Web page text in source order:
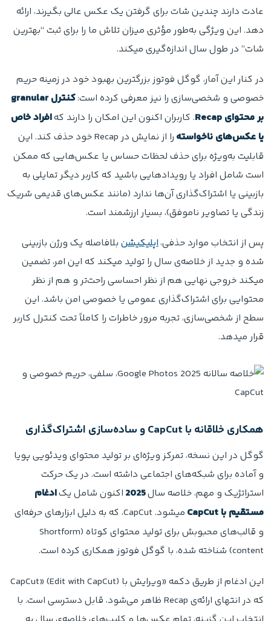
عادت دارند چندین شات برای گرفتن یک عکس عالی بگیرند، ارائه
دهد. این ویژگی به‌طور مؤثری میزان تلاش ما را برای ثبت “بهترین
شات” در طول سال اندازه‌گیری میکند.
در کنار این آمار، گوگل فوتوز بزرگترین بهبود خود در زمینه حریم
خصوصی و شخصی‌سازی را نیز معرفی کرده است:
کنترل granular
بر محتوای Recap
. کاربران اکنون این امکان را دارند کهافراد خاص
یا عکس‌های ناخواسته
را از نمایش در Recap خود حذف کند. این
قابلیت به‌ویژه برای حذف لحظات حساس یا عکس‌هایی که ممکن
است شامل افراد یا رویدادهایی باشید که کاربر دیگر تمایلی به
بازبینی یا اشتراک‌گذاری آن‌ها ندارد (مانند عکس‌های قدیمی شریک
زندگی یا تصاویر ناموفق)، بسیار ارزشمند است.
پس از انتخاب موارد حذفی،اپلیکیشن بلافاصله یک ورژن بازبینی
شده و جدید از خلاصه‌ی سال را تولید میکند که این امر، تضمین
میکند خروجی نهایی هم از نظر احساسی راحت‌تر و هم از نظر
محتوایی برای اشتراک‌گذاری عمومی یا خصوصی امن باشد. این
سطح از شخصی‌سازی، تجربه مرور خاطرات را کاملاً تحت کنترل کاربر
قرار میدهد.
همکاری خلاقانه با CapCut و ساده‌سازی اشتراک‌گذاری
گوگل در این نسخه، تمرکز ویژه‌ای بر تولید محتوای ویدئویی پویا
و آماده برای شبکه‌های اجتماعی داشته است. در یک حرکت
استراتژیک و مهم، خلاصه سال2025 اکنون شامل یکادغام
مستقیم با CapCut
میشود. CapCut، که به دلیل ابزارهای حرفه‌ای
و قالب‌های محبوبش برای تولید محتوای کوتاه (Shortform
content) شناخته شده، با گوگل فوتوز همکاری کرده است.
این ادغام از طریق دکمه «ویرایش با CapCut» (Edit with CapCut)
که در انتهای ارائه‌ی Recap ظاهر می‌شود، قابل دسترسی است. با